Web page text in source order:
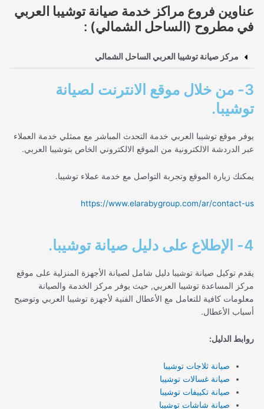
عناوين فروع مراكز خدمة صيانة توشيبا العربي
في مطروح (الساحل الشمالي) :
مركز صيانة توشيبا العربي الساحل الشمالي
3- من خلال موقع الانترنت لصيانة
توشيبا.
يوفر موقع توشيبا العربي خدمة التحدث المباشر مع ممثلي خدمة العملاء
عبر الدردشة الالكترونية من الموقع الالكتروني الخاص بتوشيبا العربي.
يمكنك زيارة الموقع وتجربة التواصل مع خدمة عملاء توشيبا.
https://www.elarabygroup.com/ar/contact-us
4- الإطلاع على دليل صيانة توشيبا.
يقدم توكيل صيانة توشيبا دليل شامل لصيانة الأجهزة المنزلية على موقع
مركز المساعدة توشيبا العربي, حيث يوفر مركز الخدمة والصيانة
معلومات كافية للتعامل مع الأعطال الفنية لأجهزة توشيبا العربي وتوضيح
أسباب الأعطال.
روابط الدليل:
صيانة ثلاجات توشيبا
صيانة غسالات توشيبا
صيانة تكييفات توشيبا
صيانة شاشات توشيبا